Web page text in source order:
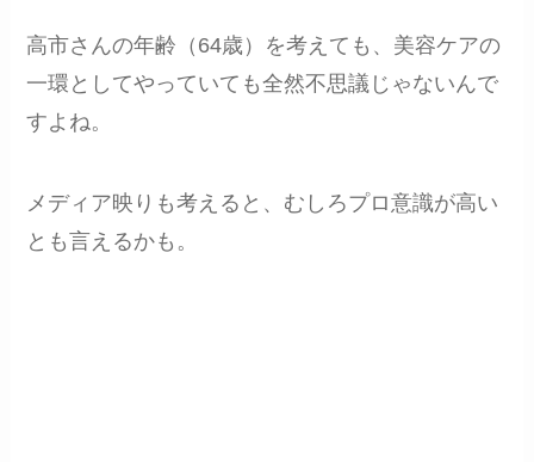
高市さんの年齢（64歳）を考えても、美容ケアの
一環としてやっていても全然不思議じゃないんで
すよね。
メディア映りも考えると、むしろプロ意識が高い
とも言えるかも。